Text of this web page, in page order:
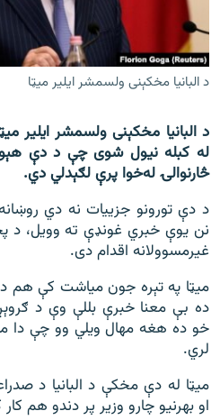
اړیکه
دري پاڼه
Azadi English
راسره ملګري شئ
د ازادې اروپا/ ازادي راډيو ټولې
د البانیا مخکېنی ولسمشر ایلیر میټا
د البانیا مخکېنی ولسمشر ایلیر
له کبله نیول شوی چې د دې
څارنوالۍ له‌خوا پرې لګېدلي دي.
د دې تورونو جزییات نه دي
نن یوې خبري غونډې ته وویل، د
غیرمسوولانه اقدام دی.
میټا په تېره جون میاشت کې هم
ده بې معنا خبرې بللې وې د
خو ده هغه مهال ویلي وو چې دا
لري.
میټا له دې مخکې د البانیا د
او بهرنیو چارو وزیر پر دندو هم